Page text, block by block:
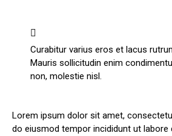
Curabitur varius eros et lacus
Mauris sollicitudin enim
non, molestie nisl.
Lorem ipsum dolor sit amet,
do eiusmod tempor incididunt ut labore